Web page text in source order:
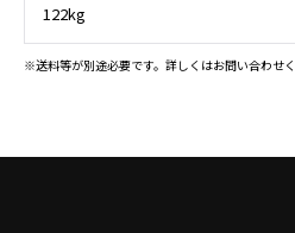
122kg
※送料等が別途必要です。詳しくはお問い合わせく